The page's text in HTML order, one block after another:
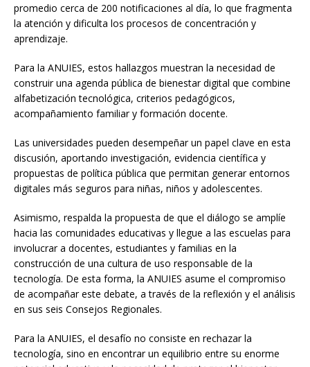
promedio cerca de 200 notificaciones al día, lo que fragmenta
la atención y dificulta los procesos de concentración y
aprendizaje.
Para la ANUIES, estos hallazgos muestran la necesidad de
construir una agenda pública de bienestar digital que combine
alfabetización tecnológica, criterios pedagógicos,
acompañamiento familiar y formación docente.
Las universidades pueden desempeñar un papel clave en esta
discusión, aportando investigación, evidencia científica y
propuestas de política pública que permitan generar entornos
digitales más seguros para niñas, niños y adolescentes.
Asimismo, respalda la propuesta de que el diálogo se amplíe
hacia las comunidades educativas y llegue a las escuelas para
involucrar a docentes, estudiantes y familias en la
construcción de una cultura de uso responsable de la
tecnología. De esta forma, la ANUIES asume el compromiso
de acompañar este debate, a través de la reflexión y el análisis
en sus seis Consejos Regionales.
Para la ANUIES, el desafío no consiste en rechazar la
tecnología, sino en encontrar un equilibrio entre su enorme